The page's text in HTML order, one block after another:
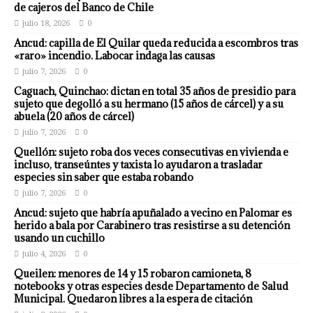
de cajeros del Banco de Chile
julio 18, 2026 0
Ancud: capilla de El Quilar queda reducida a escombros tras
«raro» incendio. Labocar indaga las causas
julio 7, 2026 0
Caguach, Quinchao: dictan en total 35 años de presidio para
sujeto que degolló a su hermano (15 años de cárcel) y a su
abuela (20 años de cárcel)
julio 7, 2026 0
Quellón: sujeto roba dos veces consecutivas en vivienda e
incluso, transeúntes y taxista lo ayudaron a trasladar
especies sin saber que estaba robando
julio 7, 2026 0
Ancud: sujeto que habría apuñalado a vecino en Palomar es
herido a bala por Carabinero tras resistirse a su detención
usando un cuchillo
julio 4, 2026 0
Queilen: menores de 14 y 15 robaron camioneta, 8
notebooks y otras especies desde Departamento de Salud
Municipal. Quedaron libres a la espera de citación